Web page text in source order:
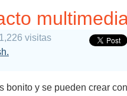
visitas
bonito y se pueden crear